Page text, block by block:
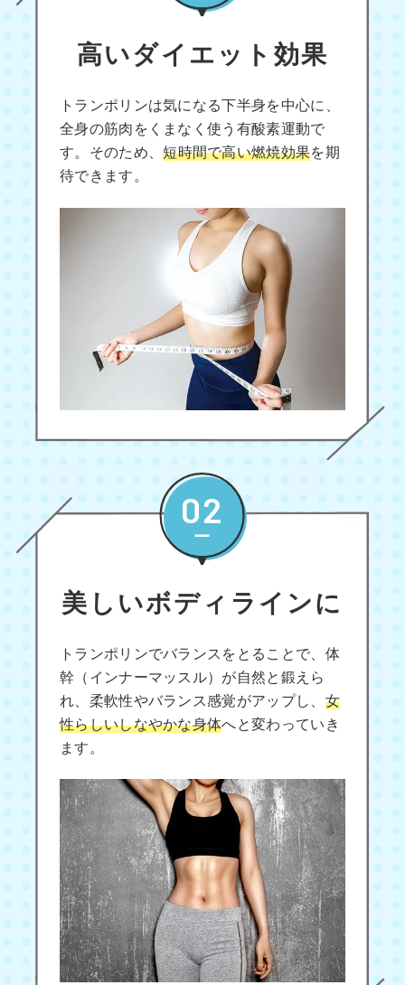
高いダイエット効果
トランポリンは気になる下半身を中心に、
全身の筋肉をくまなく使う有酸素運動で
す。そのため、短時間で高い燃焼効果を期
待できます。
02
美しいボディラインに
トランポリンでバランスをとることで、体
幹（インナーマッスル）が自然と鍛えら
れ、柔軟性やバランス感覚がアップし、 女
性らしいしなやかな身体へと変わっていき
ます。